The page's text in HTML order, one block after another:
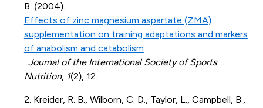
B. (2004).
Effects of zinc magnesium aspartate (ZMA)
supplementation on training adaptations and markers
of anabolism and catabolism
Journal of the International Society of Sports
Nutrition, 1(2), 12.
2. Kreider, R. B., Wilborn, C. D., Taylor, L., Campbell, B.,